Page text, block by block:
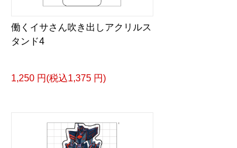
働くイサさん吹き出しアクリルス
タンド4
1,250 円(税込1,375 円)